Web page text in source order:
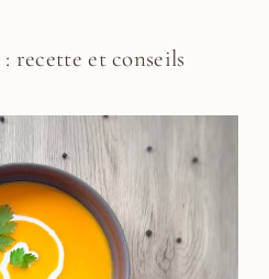
recette et conseils